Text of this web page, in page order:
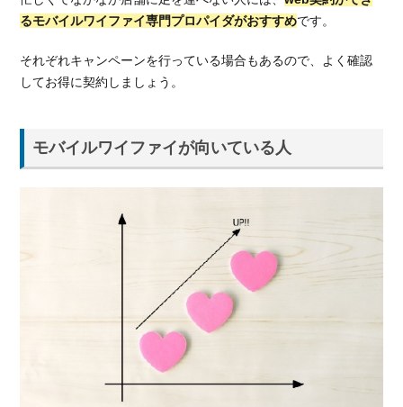
モバ
ワイ
ファ
すめ
WiMAX)
るモバイルワイファイ専門プロパイダがおすすめです。
それぞれキャンペーンを行っている場合もあるので、よく確認
してお得に契約しましょう。
モバイルワイファイが向いている人